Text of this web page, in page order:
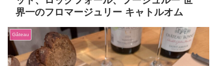
界一のフロマージュリー キャトルオム
Gâteau